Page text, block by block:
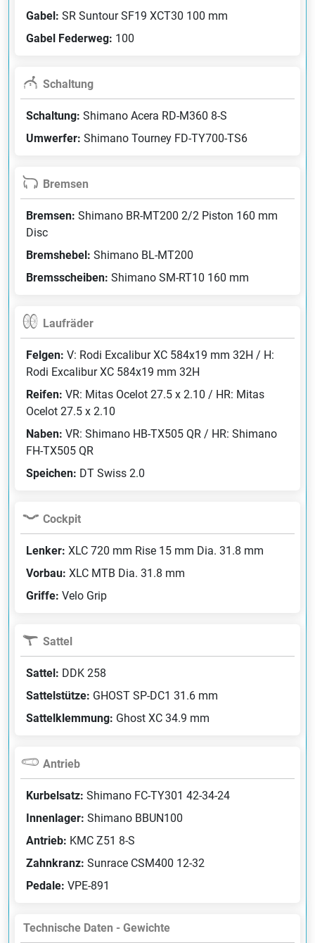
Gabel: SR Suntour SF19 XCT30 100 mm
Gabel Federweg: 100
Schaltung
Schaltung: Shimano Acera RD-M360 8-S
Umwerfer: Shimano Tourney FD-TY700-TS6
Bremsen
Bremsen: Shimano BR-MT200 2/2 Piston 160 mm
Disc
Bremshebel: Shimano BL-MT200
Bremsscheiben: Shimano SM-RT10 160 mm
Laufräder
Felgen: V: Rodi Excalibur XC 584x19 mm 32H / H:
Rodi Excalibur XC 584x19 mm 32H
Reifen: VR: Mitas Ocelot 27.5 x 2.10 / HR: Mitas
Ocelot 27.5 x 2.10
Naben: VR: Shimano HB-TX505 QR / HR: Shimano
FH-TX505 QR
Speichen: DT Swiss 2.0
Cockpit
Lenker: XLC 720 mm Rise 15 mm Dia. 31.8 mm
Vorbau: XLC MTB Dia. 31.8 mm
Griffe: Velo Grip
Sattel
Sattel: DDK 258
Sattelstütze: GHOST SP-DC1 31.6 mm
Sattelklemmung: Ghost XC 34.9 mm
Antrieb
Kurbelsatz: Shimano FC-TY301 42-34-24
Innenlager: Shimano BBUN100
Antrieb: KMC Z51 8-S
Zahnkranz: Sunrace CSM400 12-32
Pedale: VPE-891
Technische Daten - Gewichte